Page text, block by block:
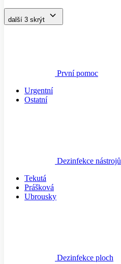
další 3 skrýt
První pomoc
Urgentní
Ostatní
Dezinfekce nástrojů
Tekutá
Prášková
Ubrousky
Dezinfekce ploch